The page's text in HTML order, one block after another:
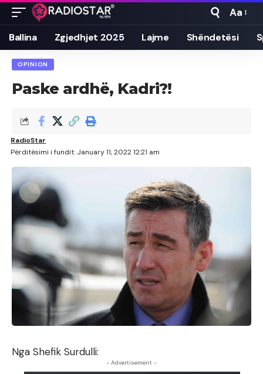
Font
Resizer
Aa
Ballina Zgjedhjet 2025 Lajme Shëndetësi
OPINION
Paske ardhë, Kadri?!
Përditësimi i fundit: January 11, 2022 12:21 am
RadioStar
Nga Shefik Surdulli:
- Advertisement -